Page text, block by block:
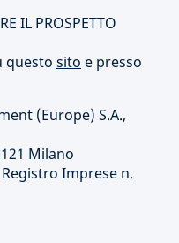
IL PROSPETTO
questo sito e presso
(Europe) S.A.,
Milano
Imprese n.